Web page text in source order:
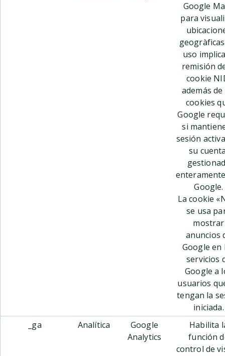
Google
para
uso
remisión
cookie
además de
cookies
Google
si
sesión
su
Google.
La cookie
se usa
mostrar
anuncios
Google en
servicios
Google a
usuarios
tengan la
iniciada.
_ga
Analítica
Google
Analytics
Habilita
función
control de